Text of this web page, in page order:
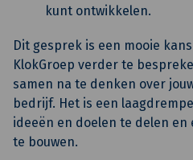
kunt ontwikkelen.
Dit gesprek is een mooie
KlokGroep verder te
samen na te denken over
bedrijf. Het is een
ideeën en doelen te delen
te bouwen.